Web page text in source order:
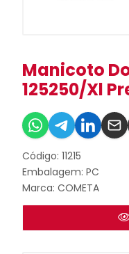
Manicoto
125250/Xl
Código: 11215
Embalagem: PC
Marca: COMETA